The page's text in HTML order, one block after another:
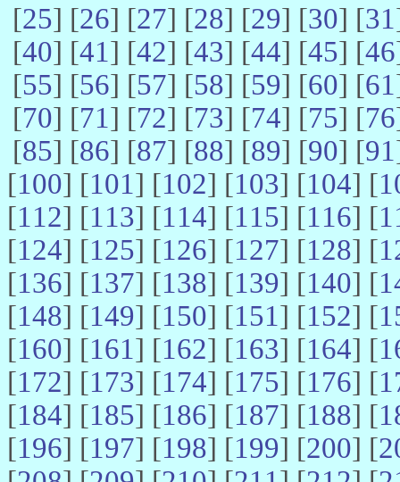
[25] [26] [27] [28] [29] [30] [31
[40] [41] [42] [43] [44] [45] [46
[55] [56] [57] [58] [59] [60] [61
[70] [71] [72] [73] [74] [75] [76
[85] [86] [87] [88] [89] [90] [91
[100] [101] [102] [103] [104] [
[112] [113] [114] [115] [116] [
[124] [125] [126] [127] [128] [
[136] [137] [138] [139] [140] [
[148] [149] [150] [151] [152] [
[160] [161] [162] [163] [164] [
[172] [173] [174] [175] [176] [
[184] [185] [186] [187] [188] [
[196] [197] [198] [199] [200] [